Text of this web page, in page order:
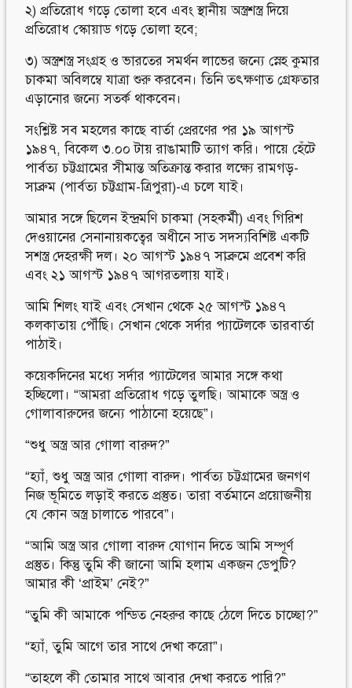
২) প্রতিরোধ গড়ে তোলা হবে এবং স্থানীয় অস্ত্রশস্ত্র দিয়ে
প্রতিরোধ স্কোয়াড গড়ে তোলা হবে;
৩) অস্ত্রশস্ত্র সংগ্রহ ও ভারতের সমর্থন লাভের জন্যে স্নেহ কুমার
চাকমা অবিলম্বে যাত্রা শুরু করবেন। তিনি তৎক্ষণাত গ্রেফতার
এড়ানোর জন্যে সতর্ক থাকবেন।
সংশ্লিষ্ট সব মহলের কাছে বার্তা প্রেরণের পর ১৯ আগস্ট
১৯৪৭, বিকেল ৩.০০ টায় রাঙামাটি ত্যাগ করি। পায়ে হেঁটে
পার্বত্য চট্টগ্রামের সীমান্ত অতিক্রান্ত করার লক্ষ্যে রামগড়-
সাব্রুম (পার্বত্য চট্টগ্রাম-ত্রিপুরা)-এ চলে যাই।
আমার সঙ্গে ছিলেন ইন্দ্রমণি চাকমা (সহকর্মী) এবং গিরিশ
দেওয়ানের সেনানায়কত্বের অধীনে সাত সদস্যবিশিষ্ট একটি
সশস্ত্র দেহরক্ষী দল। ২০ আগস্ট ১৯৪৭ সাব্রুমে প্রবেশ করি
এবং ২১ আগস্ট ১৯৪৭ আগরতলায় যাই।
আমি শিলং যাই এবং সেখান থেকে ২৫ আগস্ট ১৯৪৭
কলকাতায় পৌঁছি। সেখান থেকে সর্দার প্যাটেলকে তারবার্তা
পাঠাই।
কয়েকদিনের মধ্যে সর্দার প্যাটেলের আমার সঙ্গে কথা
হচ্ছিলো। “আমরা প্রতিরোধ গড়ে তুলছি। আমাকে অস্ত্র ও
গোলাবারুদের জন্যে পাঠানো হয়েছে”।
“শুধু অস্ত্র আর গোলা বারুদ?”
“হ্যাঁ, শুধু অস্ত্র আর গোলা বারুদ। পার্বত্য চট্টগ্রামের জনগণ
নিজ ভূমিতে লড়াই করতে প্রস্তুত। তারা বর্তমানে প্রয়োজনীয়
যে কোন অস্ত্র চালাতে পারবে”।
“আমি অস্ত্র আর গোলা বারুদ যোগান দিতে আমি সম্পূর্ণ
প্রস্তুত। কিন্তু তুমি কী জানো আমি হলাম একজন ডেপুটি?
আমার কী ‘প্রাইম’ নেই?”
“তুমি কী আমাকে পন্ডিত নেহরুর কাছে ঠেলে দিতে চাচ্ছো?”
“হ্যাঁ, তুমি আগে তার সাথে দেখা করো”।
“তাহলে কী তোমার সাথে আবার দেখা করতে পারি?”